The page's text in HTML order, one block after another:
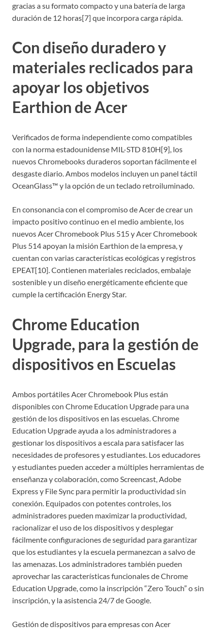
gracias a su formato compacto y una batería de larga
duración de 12 horas[7] que incorpora carga rápida.
Con diseño duradero y
materiales reclicados para
apoyar los objetivos
Earthion de Acer
Verificados de forma independiente como compatibles
con la norma estadounidense MIL-STD 810H[9], los
nuevos Chromebooks duraderos soportan fácilmente el
desgaste diario. Ambos modelos incluyen un panel táctil
OceanGlass™ y la opción de un teclado retroiluminado.
En consonancia con el compromiso de Acer de crear un
impacto positivo continuo en el medio ambiente, los
nuevos Acer Chromebook Plus 515 y Acer Chromebook
Plus 514 apoyan la misión Earthion de la empresa, y
cuentan con varias características ecológicas y registros
EPEAT[10]. Contienen materiales reciclados, embalaje
sostenible y un diseño energéticamente eficiente que
cumple la certificación Energy Star.
Chrome Education
Upgrade, para la gestión de
dispositivos en Escuelas
Ambos portátiles Acer Chromebook Plus están
disponibles con Chrome Education Upgrade para una
gestión de los dispositivos en las escuelas. Chrome
Education Upgrade ayuda a los administradores a
gestionar los dispositivos a escala para satisfacer las
necesidades de profesores y estudiantes. Los educadores
y estudiantes pueden acceder a múltiples herramientas de
enseñanza y colaboración, como Screencast, Adobe
Express y File Sync para permitir la productividad sin
conexión. Equipados con potentes controles, los
administradores pueden maximizar la productividad,
racionalizar el uso de los dispositivos y desplegar
fácilmente configuraciones de seguridad para garantizar
que los estudiantes y la escuela permanezcan a salvo de
las amenazas. Los administradores también pueden
aprovechar las características funcionales de Chrome
Education Upgrade, como la inscripción “Zero Touch” o sin
inscripción, y la asistencia 24/7 de Google.
Gestión de dispositivos para empresas con Acer